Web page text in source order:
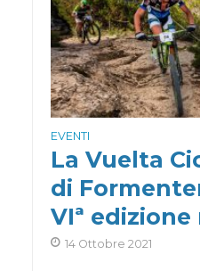
EVENTI
La Vuelta
di
VIª edizione
14 Ottobre 2021